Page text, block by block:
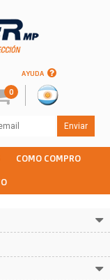
AYUDA
0
COMO COMPRO